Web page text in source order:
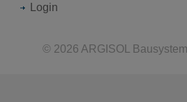
Login
© 2026 ARGISOL